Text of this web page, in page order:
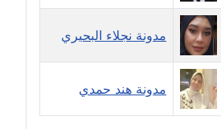
عادل
الهواري
مدونة نجلاء البحيري
مدونة هند حمدي